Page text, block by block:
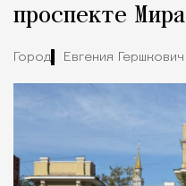
проспекте Мира
Город Евгения Гершкович